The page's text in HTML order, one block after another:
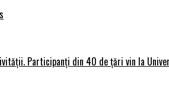
Participanți din 40 de țări vin la